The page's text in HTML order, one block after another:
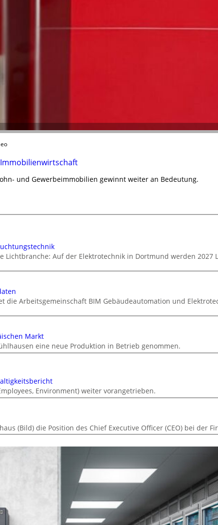
und Gewerbeimmobilien gewinnt weiter an Bedeutung.
Lichtbranche: Auf der Elektrotechnik in Dortmund werden
die Arbeitsgemeinschaft BIM Gebäudeautomation und
Markt
eine neue Produktion in Betrieb genommen.
Environment) weiter vorangetrieben.
(Bild) die Position des Chief Executive Officer (CEO) bei der